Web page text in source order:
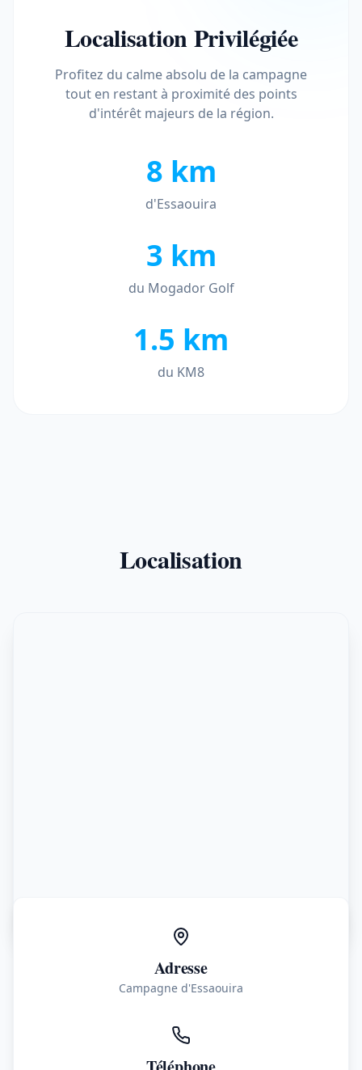
Localisation Privilégiée
Profitez du calme absolu de la campagne
tout en restant à proximité des points
d'intérêt majeurs de la région.
8 km
d'Essaouira
3 km
du Mogador Golf
1.5 km
du KM8
Localisation
Adresse
Campagne d'Essaouira